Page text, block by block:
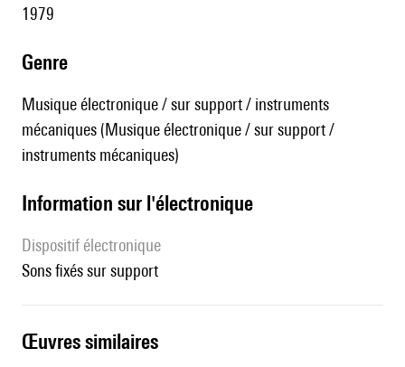
1979
genre
Musique électronique / sur support / instruments
mécaniques (Musique électronique / sur support /
instruments mécaniques)
Information sur l'électronique
Dispositif électronique
sons fixés sur support
œuvres similaires